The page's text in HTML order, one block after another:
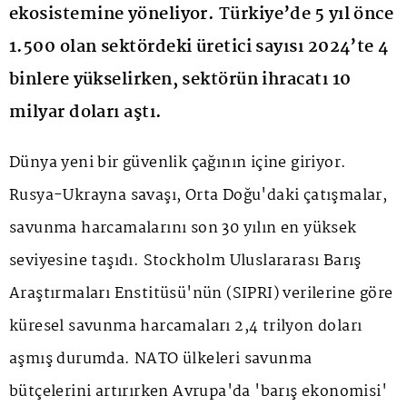
ekosistemine yöneliyor. Türkiye’de 5 yıl önce
1.500 olan sektördeki üretici sayısı 2024’te 4
binlere yükselirken, sektörün ihracatı 10
milyar doları aştı.
Dünya yeni bir güvenlik çağının içine giriyor.
Rusya-Ukrayna savaşı, Orta Doğu'daki çatışmalar,
savunma harcamalarını son 30 yılın en yüksek
seviyesine taşıdı. Stockholm Uluslararası Barış
Araştırmaları Enstitüsü'nün (SIPRI) verilerine göre
küresel savunma harcamaları 2,4 trilyon doları
aşmış durumda. NATO ülkeleri savunma
bütçelerini artırırken Avrupa'da 'barış ekonomisi'